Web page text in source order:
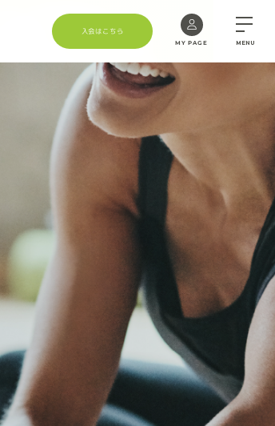
入会はこちら
MY PAGE MENU